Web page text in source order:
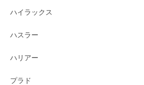
ハイラックス
ハスラー
ハリアー
プラド